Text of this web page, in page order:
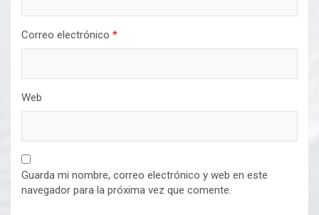
Correo electrónico *
Web
Guarda mi nombre, correo electrónico y web en este
navegador para la próxima vez que comente.